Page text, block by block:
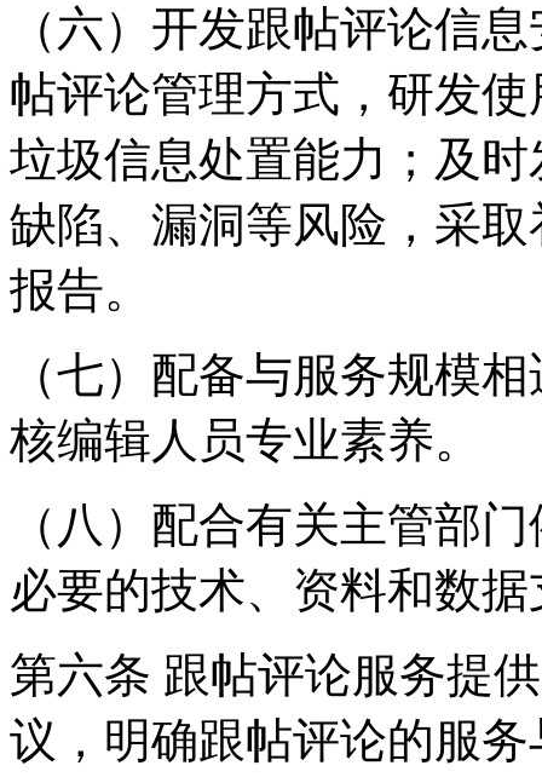
（六）开发跟帖评论信
帖评论管理方式，研发
垃圾信息处置能力；及
缺陷、漏洞等风险，采
报告。
（七）配备与服务规模
核编辑人员专业素养。
（八）配合有关主管部
必要的技术、资料和数
第六条 跟帖评论服务提
议，明确跟帖评论的服